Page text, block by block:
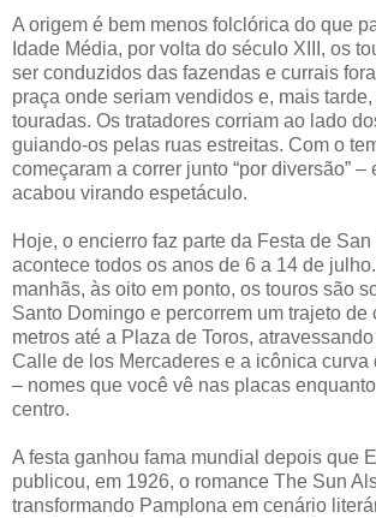
A origem é bem menos folclórica do que
Idade Média, por volta do século XIII, os
ser conduzidos das fazendas e currais
praça onde seriam vendidos e, mais
touradas. Os tratadores corriam ao lado
guiando-os pelas ruas estreitas. Com o
começaram a correr junto “por diversão” –
acabou virando espetáculo.
Hoje, o encierro faz parte da Festa de
acontece todos os anos de 6 a 14 de
manhãs, às oito em ponto, os touros são
Santo Domingo e percorrem um trajeto de
metros até a Plaza de Toros,
Calle de los Mercaderes e a icônica curva
– nomes que você vê nas placas
centro.
A festa ganhou fama mundial depois que
publicou, em 1926, o romance The Sun
transformando Pamplona em cenário